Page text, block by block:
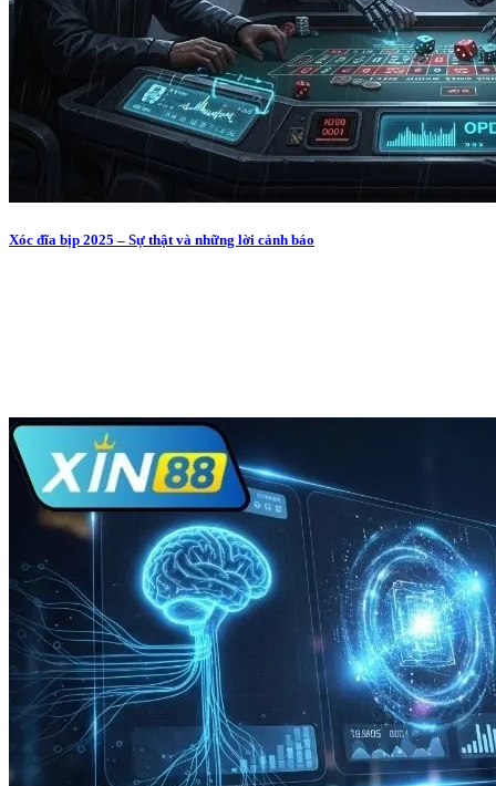
Xóc đĩa bịp 2025 – Sự thật và những lời cảnh báo